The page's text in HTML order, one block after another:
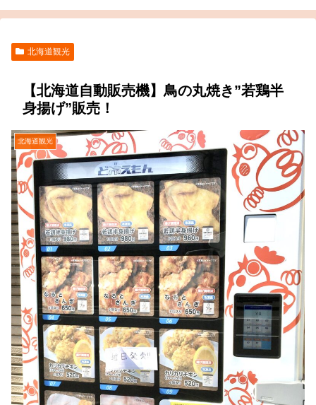
北海道観光
【北海道自動販売機】鳥の丸焼き”若鶏半
身揚げ”販売！
北海道観光